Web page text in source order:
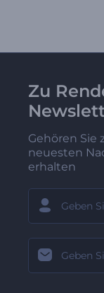
Zu
Gehören Sie
neuesten
erhalten